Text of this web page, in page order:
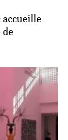
accueille
de